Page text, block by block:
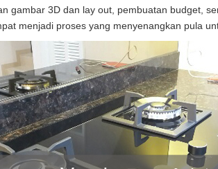
gambar 3D dan lay out, pembuatan budget,
menjadi proses yang menyenangkan pula